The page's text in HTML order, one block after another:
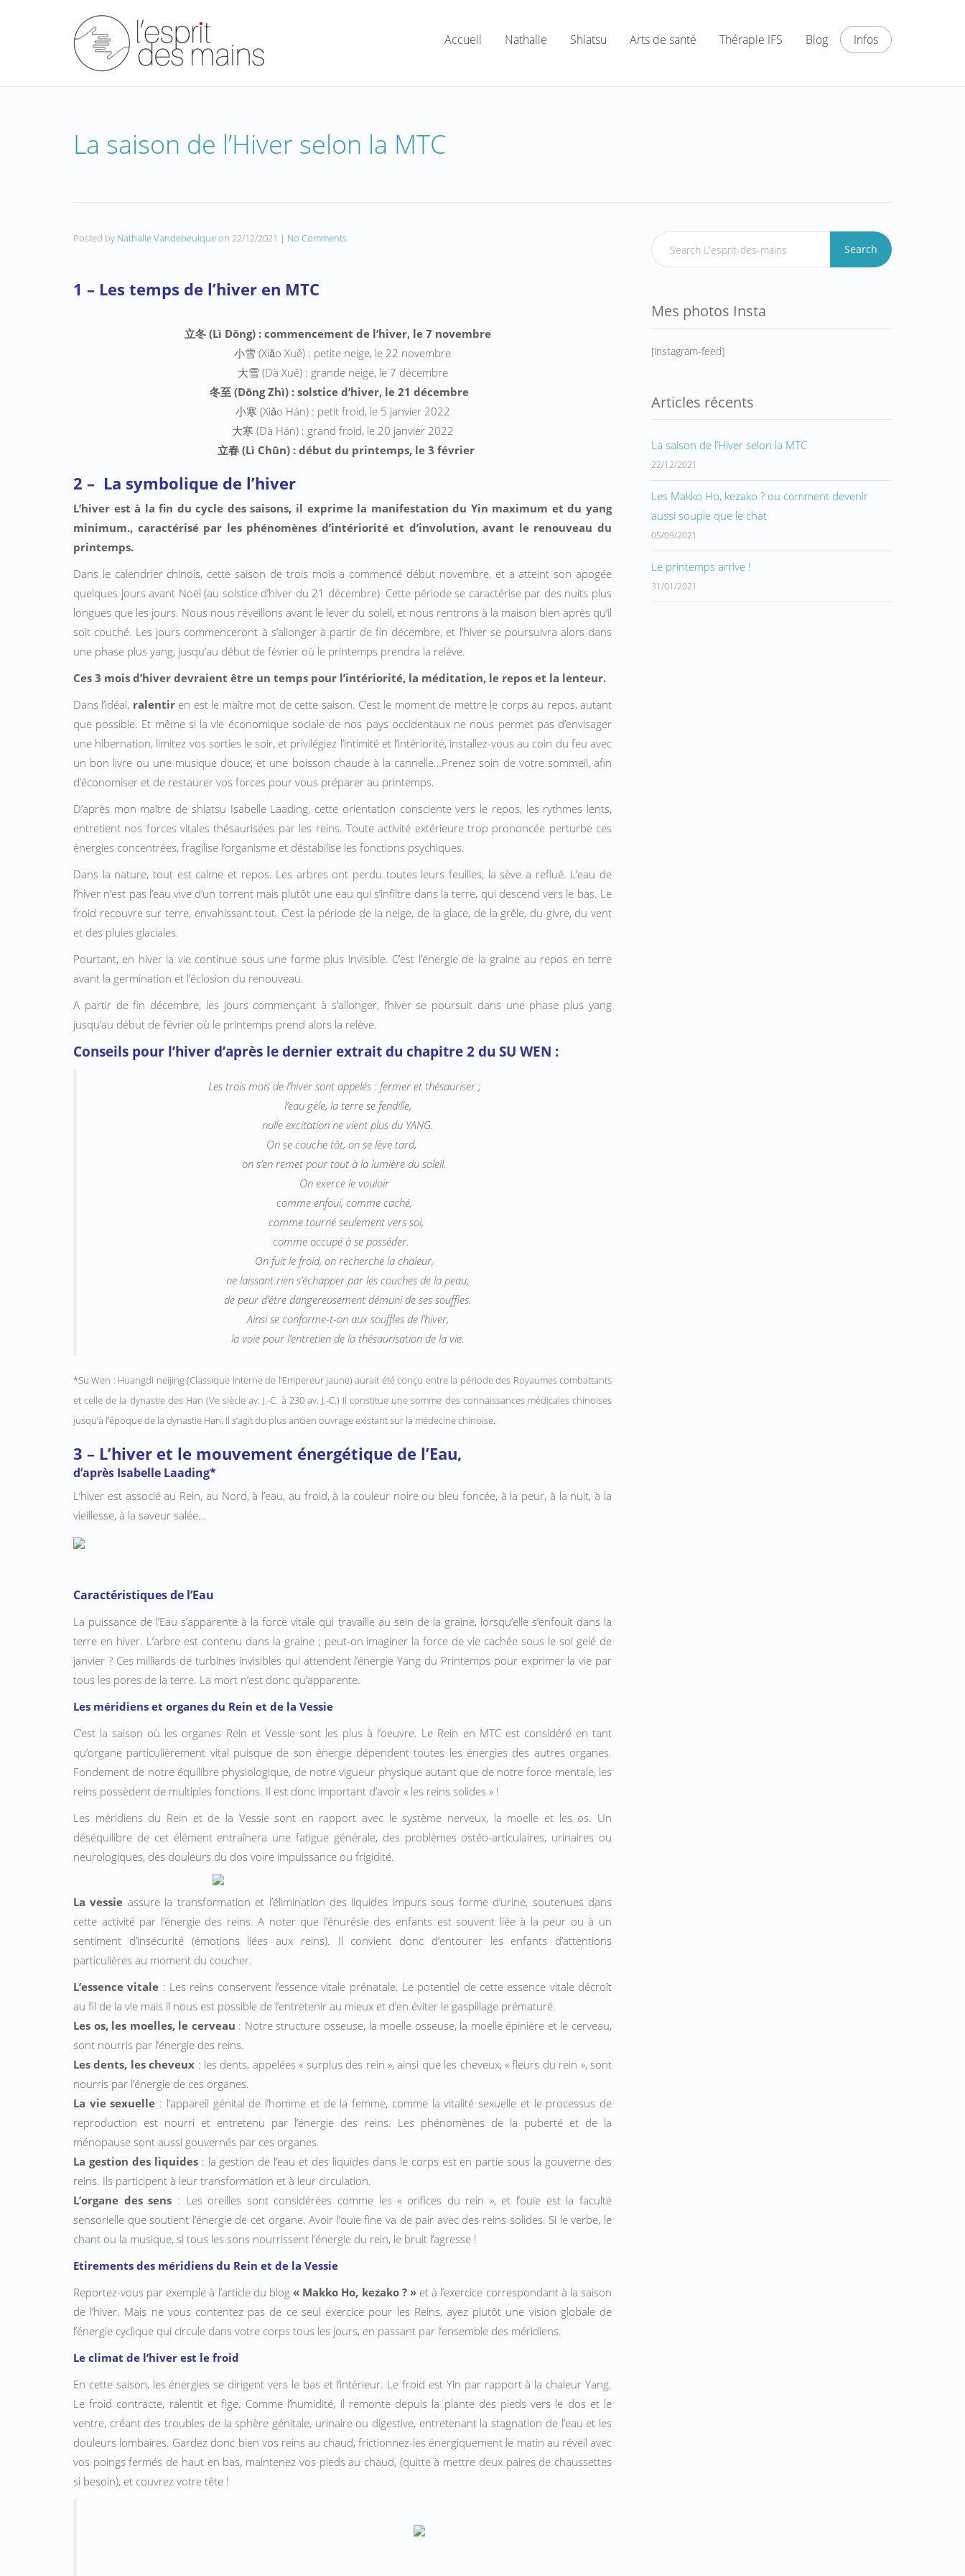
Accueil Nathalie Shiatsu Arts de santé Thérapie IFS Blog Infos
La saison de l’Hiver selon la MTC
Posted by Nathalie Vandebeulqueon 22/12/2021 | No Comments
1 – Les temps de l’hiver en MTC
立冬 (Lì Dōng) : commencement de lʼhiver, le 7 novembre
小雪 (Xiǎo Xuě) : petite neige, le 22 novembre
大雪 (Dà Xuě) : grande neige, le 7 décembre
冬至 (Dōng Zhì) : solstice dʼhiver, le 21 décembre
小寒 (Xiǎo Hán) : petit froid, le 5 janvier 2022
大寒 (Dà Hán) : grand froid, le 20 janvier 2022
立春 (Lì Chūn) : début du printemps, le 3 février
2 – La symbolique de l’hiver
L’hiver est à la fin du cycle des saisons, il exprime la manifestation du Yin maximum et du yang
minimum., caractérisé par les phénomènes d’intériorité et d’involution, avant le renouveau du
printemps.
Dans le calendrier chinois, cette saison de trois mois a commencé début novembre, et a atteint son apogée
quelques jours avant Noël (au solstice dʼhiver du 21 décembre). Cette période se caractérise par des nuits plus
longues que les jours. Nous nous réveillons avant le lever du soleil, et nous rentrons à la maison bien après qu’il
soit couché. Les jours commenceront à sʼallonger à partir de fin décembre, et lʼhiver se poursuivra alors dans
une phase plus yang, jusqu’au début de février où le printemps prendra la relève.
Ces 3 mois d’hiver devraient être un temps pour l’intériorité, la méditation, le repos et la lenteur.
Dans l’idéal, ralentiren est le maître mot de cette saison. C’est le moment de mettre le corps au repos, autant
que possible. Et même si la vie économique sociale de nos pays occidentaux ne nous permet pas d’envisager
une hibernation, limitez vos sorties le soir, et privilégiez l’intimité et l’intériorité, installez-vous au coin du feu avec
un bon livre ou une musique douce, et une boisson chaude à la cannelle…Prenez soin de votre sommeil, afin
d’économiser et de restaurer vos forces pour vous préparer au printemps.
D’après mon maître de shiatsu Isabelle Laading, cette orientation consciente vers le repos, les rythmes lents,
entretient nos forces vitales thésaurisées par les reins. Toute activité extérieure trop prononcée perturbe ces
énergies concentrées, fragilise l’organisme et déstabilise les fonctions psychiques.
Dans la nature, tout est calme et repos. Les arbres ont perdu toutes leurs feuilles, la sève a reflué. L’eau de
l’hiver n’est pas l’eau vive d’un torrent mais plutôt une eau qui s’infiltre dans la terre, qui descend vers le bas. Le
froid recouvre sur terre, envahissant tout. C’est la période de la neige, de la glace, de la grêle, du givre, du vent
et des pluies glaciales.
Pourtant, en hiver la vie continue sous une forme plus invisible. C’est l’énergie de la graine au repos en terre
avant la germination et l’éclosion du renouveau.
A partir de fin décembre, les jours commençant à sʼallonger, lʼhiver se poursuit dans une phase plus yang
jusquʼau début de février où le printemps prend alors la relève.
Conseils pour l’hiver d’après le dernier extrait du chapitre 2 du SU WEN :
Les trois mois de l’hiver sont appelés : fermer et thésauriser ;
l’eau gèle, la terre se fendille,
nulle excitation ne vient plus du YANG.
On se couche tôt, on se lève tard,
on s’en remet pour tout à la lumière du soleil.
On exerce le vouloir
comme enfoui, comme caché,
comme tourné seulement vers soi,
comme occupé à se posséder.
On fuit le froid, on recherche la chaleur,
ne laissant rien s’échapper par les couches de la peau,
de peur d’être dangereusement démuni de ses souffles.
Ainsi se conforme-t-on aux souffles de l’hiver,
la voie pour l’entretien de la thésaurisation de la vie.
*Su Wen : Huangdi neijing (Classique interne de l’Empereur jaune) aurait été conçu entre la période des Royaumes combattants
et celle de la dynastie des Han (Ve siècle av. J.-C. à 230 av. J.-C.) Il constitue une somme des connaissances médicales chinoises
jusqu’à l’époque de la dynastie Han. Il s’agit du plus ancien ouvrage existant sur la médecine chinoise.
3 – L’hiver et le mouvement énergétique de l’Eau,
d’après Isabelle Laading*
L’hiver est associé au Rein, au Nord, à l’eau, au froid, à la couleur noire ou bleu foncée, à la peur, à la nuit, à la
vieillesse, à la saveur salée…
Caractéristiques de l’Eau
La puissance de l’Eau s’apparente à la force vitale qui travaille au sein de la graine, lorsqu’elle s’enfouit dans la
terre en hiver. L’arbre est contenu dans la graine ; peut-on imaginer la force de vie cachée sous le sol gelé de
janvier ? Ces milliards de turbines invisibles qui attendent l’énergie Yang du Printemps pour exprimer la vie par
tous les pores de la terre. La mort n’est donc qu’apparente.
Les méridiens et organes du Rein et de la Vessie
C’est la saison où les organes Rein et Vessie sont les plus à lʼoeuvre. Le Rein en MTC est considéré en tant
qu’organe particulièrement vital puisque de son énergie dépendent toutes les énergies des autres organes.
Fondement de notre équilibre physiologique, de notre vigueur physique autant que de notre force mentale, les
reins possèdent de multiples fonctions. Il est donc important d’avoir « les reins solides » !
Les méridiens du Rein et de la Vessie sont en rapport avec le système nerveux, la moelle et les os. Un
déséquilibre de cet élément entraînera une fatigue générale, des problèmes ostéo-articulaires, urinaires ou
neurologiques, des douleurs du dos voire impuissance ou frigidité.
La vessie assure la transformation et l’élimination des liquides impurs sous forme d’urine, soutenues dans
cette activité par l’énergie des reins. A noter que l’énurésie des enfants est souvent liée à la peur ou à un
sentiment d’insécurité (émotions liées aux reins). Il convient donc d’entourer les enfants d’attentions
particulières au moment du coucher.
L’essence vitale : Les reins conservent l’essence vitale prénatale. Le potentiel de cette essence vitale décroît
au fil de la vie mais il nous est possible de l’entretenir au mieux et d’en éviter le gaspillage prématuré.
Les os, les moelles, le cerveau : Notre structure osseuse, la moelle osseuse, la moelle épinière et le cerveau,
sont nourris par l’énergie des reins.
Les dents, les cheveux : les dents, appelées « surplus des rein », ainsi que les cheveux, « fleurs du rein », sont
nourris par l’énergie de ces organes.
La vie sexuelle : l’appareil génital de l’homme et de la femme, comme la vitalité sexuelle et le processus de
reproduction est nourri et entretenu par l’énergie des reins. Les phénomènes de la puberté et de la
ménopause sont aussi gouvernés par ces organes.
La gestion des liquides: la gestion de l’eau et des liquides dans le corps est en partie sous la gouverne des
reins. Ils participent à leur transformation et à leur circulation.
L’organe des sens : Les oreilles sont considérées comme les « orifices du rein », et l’ouïe est la faculté
sensorielle que soutient l’énergie de cet organe. Avoir l’ouïe fine va de pair avec des reins solides. Si le verbe, le
chant ou la musique, si tous les sons nourrissent l’énergie du rein, le bruit l’agresse !
Etirements des méridiens du Rein et de la Vessie
Reportez-vous par exemple à l’article du blog« Makko Ho, kezako ? »et à l’exercice correspondant à la saison
de l’hiver. Mais ne vous contentez pas de ce seul exercice pour les Reins, ayez plutôt une vision globale de
l’énergie cyclique qui circule dans votre corps tous les jours, en passant par l’ensemble des méridiens.
Le climat de l’hiver est le froid
En cette saison, les énergies se dirigent vers le bas et l’intérieur. Le froid est Yin par rapport à la chaleur Yang.
Le froid contracte, ralentit et fige. Comme l’humidité, il remonte depuis la plante des pieds vers le dos et le
ventre, créant des troubles de la sphère génitale, urinaire ou digestive, entretenant la stagnation de l’eau et les
douleurs lombaires. Gardez donc bien vos reins au chaud, frictionnez-les énergiquement le matin au réveil avec
vos poings fermés de haut en bas, maintenez vos pieds au chaud, (quitte à mettre deux paires de chaussettes
si besoin), et couvrez votre tête !
Search
Mes photos Insta
[instagram-feed]
Articles récents
La saison de l’Hiver selon la MTC
22/12/2021
Les Makko Ho, kezako ? ou comment devenir
aussi souple que le chat
05/09/2021
Le printemps arrive !
31/01/2021